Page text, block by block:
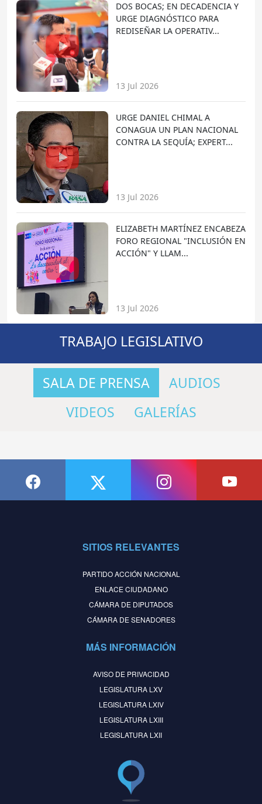
DOS BOCAS; EN DECADENCIA Y
URGE DIAGNÓSTICO PARA
REDISEÑAR LA OPERATIV...
13 Jul 2026
URGE DANIEL CHIMAL A
CONAGUA UN PLAN NACIONAL
CONTRA LA SEQUÍA; EXPERT...
13 Jul 2026
ELIZABETH MARTÍNEZ ENCABEZA
FORO REGIONAL "INCLUSIÓN EN
ACCIÓN" Y LLAM...
13 Jul 2026
TRABAJO LEGISLATIVO
SALA DE PRENSA
AUDIOS
VIDEOS
GALERÍAS
SITIOS RELEVANTES
PARTIDO ACCIÓN NACIONAL
ENLACE CIUDADANO
CÁMARA DE DIPUTADOS
CÁMARA DE SENADORES
MÁS INFORMACIÓN
AVISO DE PRIVACIDAD
LEGISLATURA LXV
LEGISLATURA LXIV
LEGISLATURA LXIII
LEGISLATURA LXII